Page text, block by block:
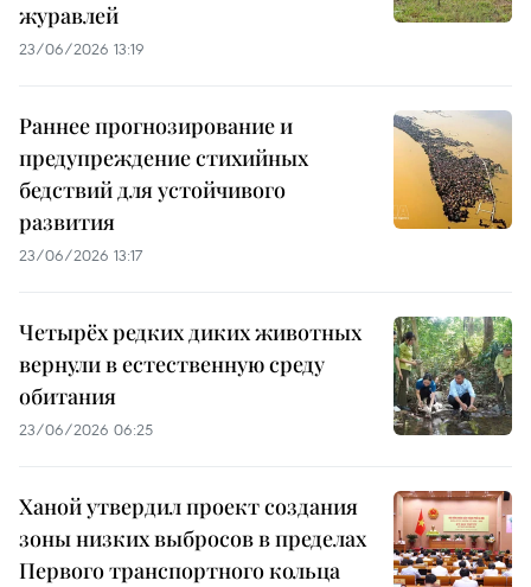
журавлей
23/06/2026 13:19
Раннее прогнозирование и
предупреждение стихийных
бедствий для устойчивого
развития
23/06/2026 13:17
Четырёх редких диких животных
вернули в естественную среду
обитания
23/06/2026 06:25
Ханой утвердил проект создания
зоны низких выбросов в пределах
Первого транспортного кольца